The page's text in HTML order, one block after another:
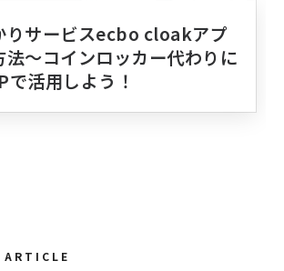
りサービスecbo cloakアプ
法〜コインロッカー代わりに
で活用しよう！
ARTICLE